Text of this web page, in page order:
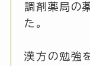
調剤薬局の
た。
漢方の勉強